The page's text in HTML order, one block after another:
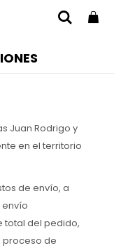
Juan Rodrigo y
en el territorio
de envío, a
total del pedido,
proceso de